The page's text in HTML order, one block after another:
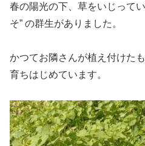
春の陽光の下、草をいじって
そ” の群生がありました。
かつてお隣さんが植え付けた
育ちはじめています。